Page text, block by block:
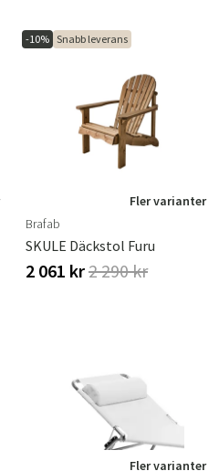
-10% Snabb leverans
Fler varianter
Brafab
SKULE Däckstol Furu
2 061 kr2 290 kr
Fler varianter